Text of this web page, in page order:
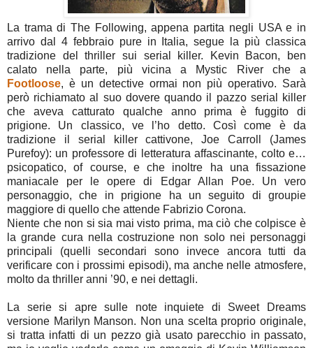
La trama di The Following, appena partita negli USA e in
arrivo dal 4 febbraio pure in Italia, segue la più classica
tradizione del thriller sui serial killer. Kevin Bacon, ben
calato nella parte, più vicina a Mystic River che a
Footloose, è un detective ormai non più operativo. Sarà
però richiamato al suo dovere quando il pazzo serial killer
che aveva catturato qualche anno prima è fuggito di
prigione. Un classico, ve l’ho detto. Così come è da
tradizione il serial killer cattivone, Joe Carroll (James
Purefoy): un professore di letteratura affascinante, colto e…
psicopatico, of course, e che inoltre ha una fissazione
maniacale per le opere di Edgar Allan Poe. Un vero
personaggio, che in prigione ha un seguito di groupie
maggiore di quello che attende Fabrizio Corona.
Niente che non si sia mai visto prima, ma ciò che colpisce è
la grande cura nella costruzione non solo nei personaggi
principali (quelli secondari sono invece ancora tutti da
verificare con i prossimi episodi), ma anche nelle atmosfere,
molto da thriller anni ’90, e nei dettagli.
La serie si apre sulle note inquiete di Sweet Dreams
versione Marilyn Manson. Non una scelta proprio originale,
si tratta infatti di un pezzo già usato parecchio in passato,